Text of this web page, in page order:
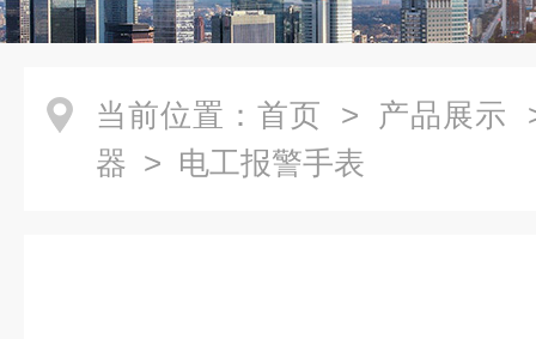
当前位置： 首页 > 产品展示
器 > 电工报警手表